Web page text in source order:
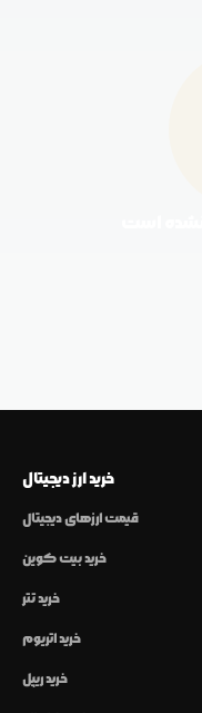
خرید ارز دیجیتال
قیمت ارزهای دیجیتال
خرید بیت کوین
خرید تتر
خرید اتریوم
خرید ریپل